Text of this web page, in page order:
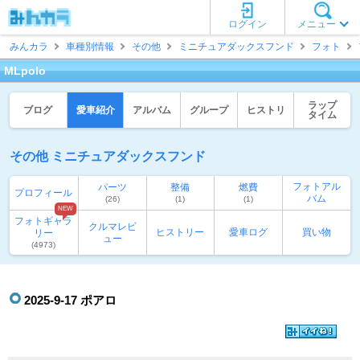
メニュー
ログイン
みんカラ
車種別情報 その他 ミニチュアダックスフンド フォト
MLpolo
ブログ 愛車紹介 アルバム グループ ヒストリ
ラップ
タイム
その他 ミニチュアダックスフンド
プロフィール パーツ
(26)
整備
(1)
燃費
(1)
フォトアル
バム
フォトギャラ
リー
(4973)
NEW
クルマレビ
ュー
ヒストリー 愛車ログ 買い物
2025-9-17 ポアロ